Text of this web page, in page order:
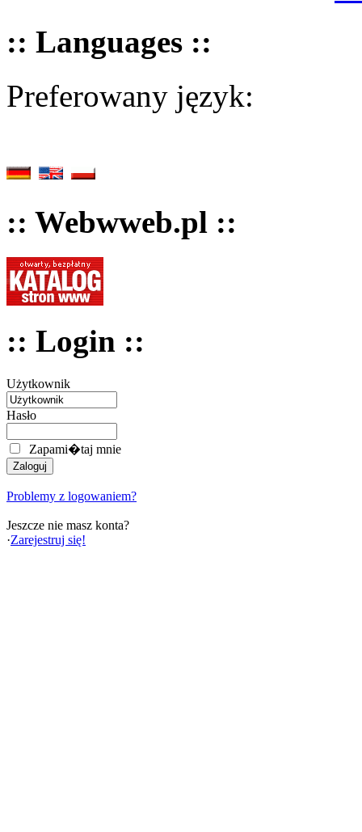
:: Languages ::
Preferowany język:
:: Webwweb.pl ::
:: Login ::
Użytkownik
Hasło
Zapami�taj mnie
Problemy z logowaniem?
Jeszcze nie masz konta?
·Zarejestruj się!